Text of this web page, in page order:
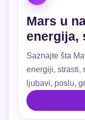
Mars u
energija,
Saznajte šta
energiji, strasti,
ljubavi, poslu,